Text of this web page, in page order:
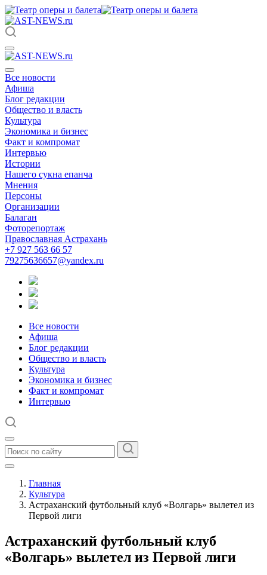
Все новости
Афиша
Блог редакции
Общество и власть
Культура
Экономика и бизнес
Факт и компромат
Интервью
Истории
Нашего сукна епанча
Мнения
Персоны
Организации
Балаган
Фоторепортаж
Православная Астрахань
+7 927 563 66 57
79275636657@yandex.ru
Все новости
Афиша
Блог редакции
Общество и власть
Культура
Экономика и бизнес
Факт и компромат
Интервью
Главная
Культура
Астраханский футбольный клуб «Волгарь» вылетел из
Первой лиги
Астраханский футбольный клуб
«Волгарь» вылетел из Первой лиги